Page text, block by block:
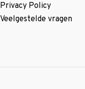
Privacy Policy
Veelgestelde vragen